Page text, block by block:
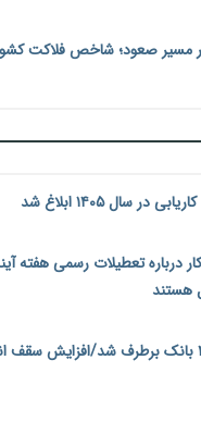
میلیاردی بازار خرید اعتباری؛
«ردا کارت» برای دانشجویان
شبکه بانکی؛ افزایش سپرده
در سال ۱۴۰۵ ابلاغ شد
درباره تعطیلات رسمی هفته
اختلال خدمات ۴ بانک برطرف شد/افزایش